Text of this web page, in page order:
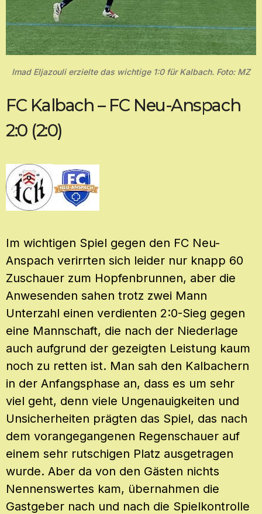
Imad Eljazouli erzielte das wichtige 1:0 für Kalbach. Foto: MZ
FC Kalbach – FC Neu-Anspach
2:0 (2:0)
Im wichtigen Spiel gegen den FC Neu-
Anspach verirrten sich leider nur knapp 60
Zuschauer zum Hopfenbrunnen, aber die
Anwesenden sahen trotz zwei Mann
Unterzahl einen verdienten 2:0-Sieg gegen
eine Mannschaft, die nach der Niederlage
auch aufgrund der gezeigten Leistung kaum
noch zu retten ist. Man sah den Kalbachern
in der Anfangsphase an, dass es um sehr
viel geht, denn viele Ungenauigkeiten und
Unsicherheiten prägten das Spiel, das nach
dem vorangegangenen Regenschauer auf
einem sehr rutschigen Platz ausgetragen
wurde. Aber da von den Gästen nichts
Nennenswertes kam, übernahmen die
Gastgeber nach und nach die Spielkontrolle